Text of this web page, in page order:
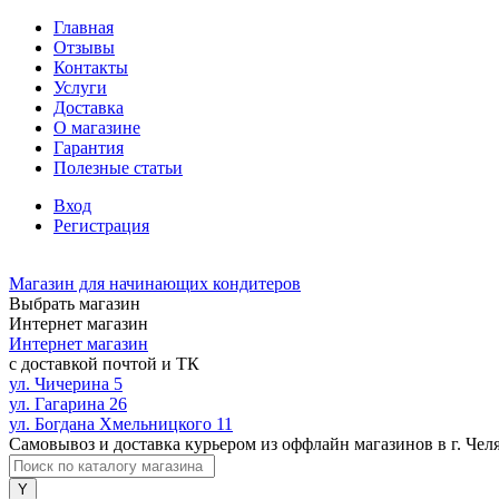
Главная
Отзывы
Контакты
Услуги
Доставка
О магазине
Гарантия
Полезные статьи
Вход
Регистрация
Магазин для начинающих кондитеров
Выбрать магазин
Интернет магазин
Интернет магазин
с доставкой почтой и ТК
ул. Чичерина 5
ул. Гагарина 26
ул. Богдана Хмельницкого 11
Самовывоз и доставка курьером из оффлайн магазинов в г.